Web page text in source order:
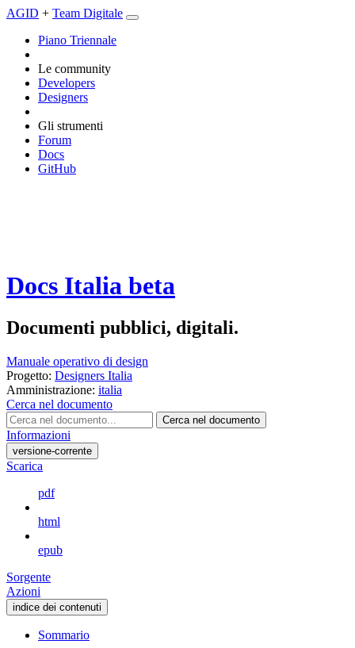
AGID + Team Digitale
Piano Triennale
Le community
Developers
Designers
Gli strumenti
Forum
Docs
GitHub
Docs Italia beta
Documenti pubblici, digitali.
Manuale operativo di design
Progetto: Designers Italia
Amministrazione: italia
Cerca nel documento
Cerca nel documento
Informazioni
versione-corrente
Scarica
pdf
html
epub
Sorgente
Azioni
indice dei contenuti
Sommario